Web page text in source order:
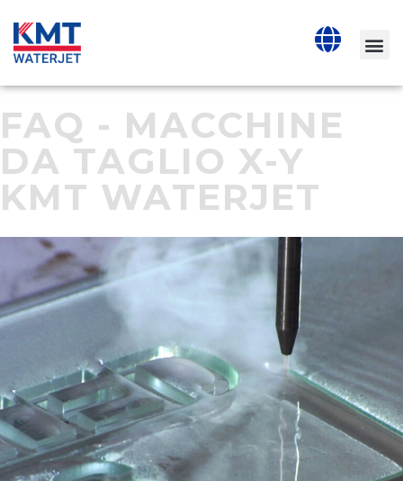
FAQ - MACCHINE
DA TAGLIO X-Y
KMT WATERJET